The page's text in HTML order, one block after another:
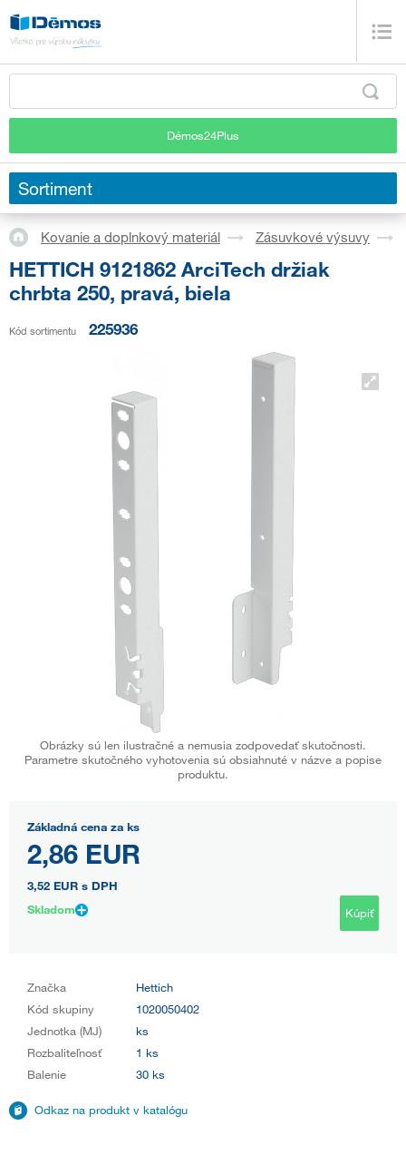
Démos24Plus
Sortiment
Kovanie a doplnkový materiál Zásuvkové výsuvy
HETTICH 9121862 ArciTech držiak
chrbta 250, pravá, biela
Kód sortimentu 225936
Obrázky sú len ilustračné a nemusia zodpovedať skutočnosti.
Parametre skutočného vyhotovenia sú obsiahnuté v názve a popise
produktu.
Základná cena za ks
2,86 EUR
3,52 EUR s DPH
Skladom
Kúpiť
Značka
Hettich
Kód skupiny
1020050402
Jednotka (MJ)
ks
Rozbaliteľnosť
1 ks
Balenie
30 ks
Odkaz na produkt v katalógu